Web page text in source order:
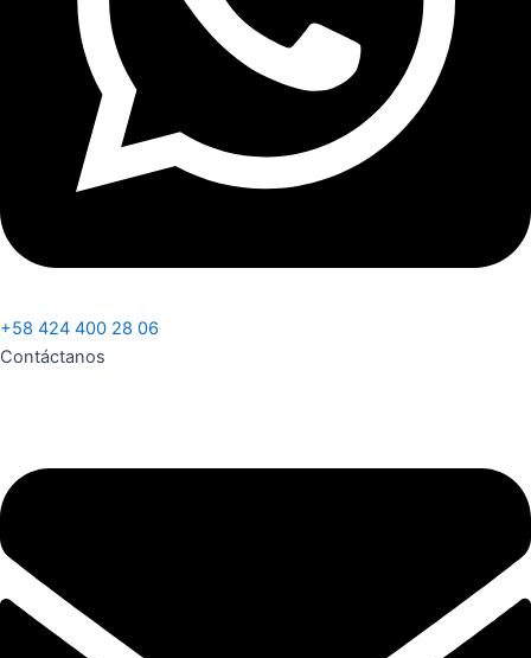
+58 424 400 28 06
Contáctanos